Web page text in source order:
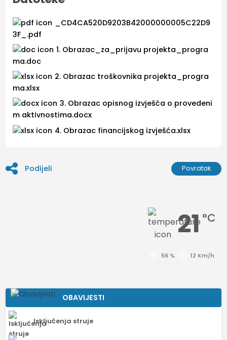
_CD4CA520D9203B42000000005C22D9
3F_.pdf
1. Obrazac_za_prijavu projekta_progra
ma.doc
2. Obrazac troškovnika projekta_progra
ma.xlsx
3. Obrazac opisnog izvješća o provedeni
m aktivnostima.docx
4. Obrazac financijskog izvješća.xlsx
Podijeli Povratak
21°C
56 % 12 Km/h
OBAVIJESTI
Isključenja struje